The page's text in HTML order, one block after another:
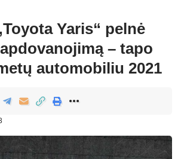
Yaris“ pelnė
– tapo
automobiliu 2021